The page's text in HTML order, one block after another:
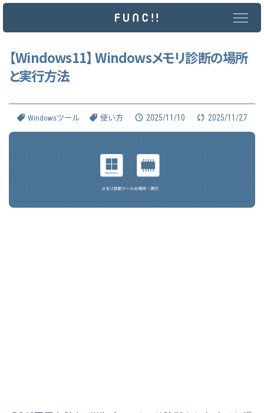
メ
ン
【Windows11】 Windowsメモリ診断の場所
と実行方法
Windowsツール 使い方 2025/11/10 2025/11/27